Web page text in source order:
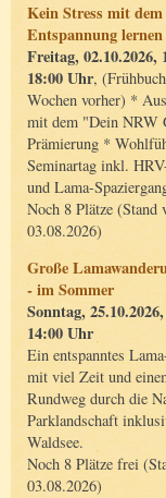
Kein Stress mit dem
Entspannung
Freitag, 02.10.2026,
18:00 Uhr,
Wochen vorher) *
mit dem "Dein NRW
Prämierung *
Seminartag inkl.
und Lama-
Noch 8 Plätze (Stand
03.08.2026)
Große
- im Sommer
Sonntag,
14:00 Uhr
Ein entspanntes
mit viel Zeit und
Rundweg durch die
Parklandschaft
Waldsee.
Noch 8 Plätze frei
03.08.2026)